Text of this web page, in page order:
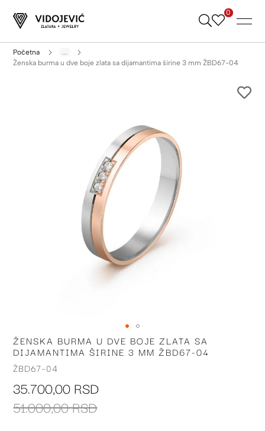
Skip
0
Početna
...
Ženska burma u dve boje zlata sa dijamantima širine 3 mm ŽBD67-04
Skip
to
the
of
images
ŽENSKA BURMA U DVE BOJE ZLATA SA
DIJAMANTIMA ŠIRINE 3 MM ŽBD67-04
ŽBD67-04
35.700,00 RSD
51.000,00 RSD